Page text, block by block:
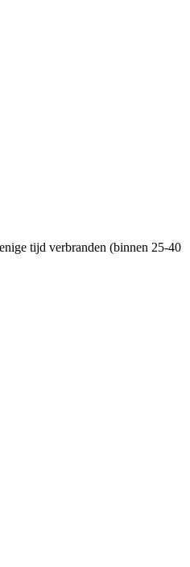
tijd verbranden (binnen 25-40